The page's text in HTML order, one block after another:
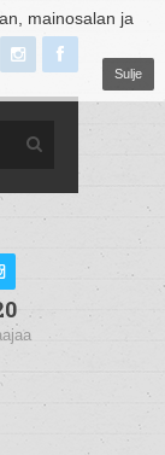
mainosalan ja
Sulje